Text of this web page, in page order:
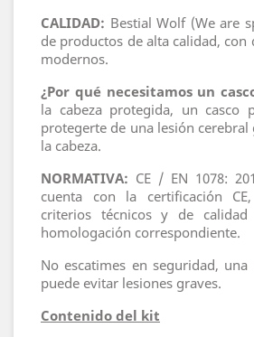
CALIDAD: Bestial Wolf (We are
de productos de alta calidad, con
modernos.
¿Por qué necesitamos un
la cabeza protegida, un casco
protegerte de una lesión cerebral
la cabeza.
NORMATIVA: CE / EN 1078:
cuenta con la certificación
criterios técnicos y de
homologación correspondiente.
No escatimes en seguridad,
puede evitar lesiones graves.
Contenido del kit